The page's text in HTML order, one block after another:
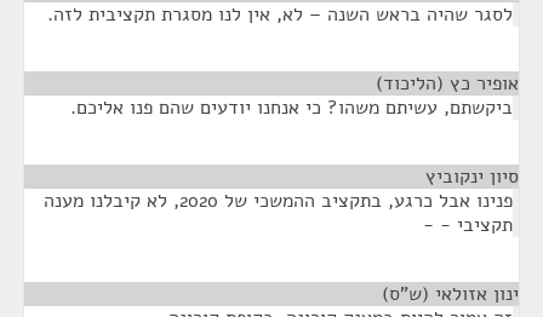
לסגר שהיה בראש השנה – לא, אין לנו מסגרת תקציבית לזה.
אופיר כץ (הליכוד)
ביקשתם, עשיתם משהו? כי אנחנו יודעים שהם פנו אליכם.
סיון ינקוביץ
פנינו אבל כרגע, בתקציב ההמשכי של 2020, לא קיבלנו מענה
תקציבי - -
ינון אזולאי (ש"ס)